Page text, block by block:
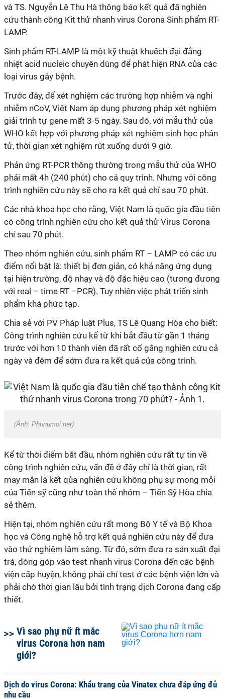
và TS. Nguyễn Lê Thu Hà thông báo kết quả đã nghiên
cứu thành công Kit thử nhanh virus Corona Sinh phẩm RT-
LAMP.
Sinh phẩm RT-LAMP là một kỹ thuật khuếch đại đẳng
nhiệt acid nucleic chuyên dùng để phát hiện RNA của các
loại virus gây bệnh.
Trước đây, để xét nghiệm các trường hợp nhiễm và nghi
nhiễm nCoV, Việt Nam áp dụng phương pháp xét nghiệm
giải trình tự gene mất 3-5 ngày. Sau đó, với mẫu thử của
WHO kết hợp với phương pháp xét nghiệm sinh học phân
tử, thời gian xét nghiệm rút xuống dưới 9 giờ.
Phản ứng RT-PCR thông thường trong mẫu thử của WHO
phải mất 4h (240 phút) cho cả quy trình. Nhưng với công
trình nghiên cứu này sẽ cho ra kết quả chỉ sau 70 phút.
Các nhà khoa học cho rằng, Việt Nam là quốc gia đầu tiên
có công trình nghiên cứu cho kết quả thử Virus Corona
chỉ sau 70 phút.
Theo nhóm nghiên cứu, sinh phẩm RT – LAMP có các ưu
điểm nổi bật là: thiết bị đơn giản, có khả năng ứng dụng
tại hiện trường, độ nhạy và độ đặc hiệu cao (tương đương
với real – time RT –PCR). Tuy nhiên việc phát triển sinh
phẩm khá phức tạp.
Chia sẻ với PV Pháp luật Plus, TS Lê Quang Hòa cho biết:
Công trình nghiên cứu kể từ khi bắt đầu từ gần 1 tháng
trước với hơn 10 thành viên đã rất cố gắng nghiên cứu cả
ngày và đêm để sớm đưa ra kết quả của công trình.
(Ảnh: Phunumoi.net)
Kể từ thời điểm bắt đầu, nhóm nghiên cứu rất tự tin về
công trình nghiên cứu, vấn đề ở đây chỉ là thời gian, rất
may mắn là kết qủa nghiên cứu không phụ sự mong mỏi
của Tiến sỹ cũng như toàn thể nhóm – Tiến Sỹ Hòa chia
sẻ thêm.
Hiện tại, nhóm nghiên cứu rất mong Bộ Y tế và Bộ Khoa
học và Công nghệ hỗ trợ kết quả nghiên cứu này để đưa
vào thử nghiệm lâm sàng. Từ đó, sớm đưa ra sản xuất đại
trà, đóng góp vào test nhanh virus Corona đến các bệnh
viện cấp huyện, không phải chỉ test ở các bệnh viện lớn và
phải chờ thời gian lâu bởi tình trạng dịch Corona đang cấp
thiết.
Vì sao phụ nữ ít mắc
virus Corona hơn nam
giới?
Dịch do virus Corona: Khẩu trang của Vinatex chưa đáp ứng đủ
nhu cầu